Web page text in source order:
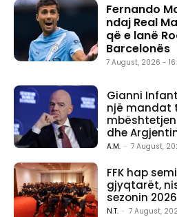
Fernando
ndaj Real
që e lanë
Barcelonës
7 August, 2026 -
Gianni
një mandat
mbështetjen
dhe
A.M. - 7 August,
FFK hap
gjyqtarët,
sezonin
N.T. - 7 August,